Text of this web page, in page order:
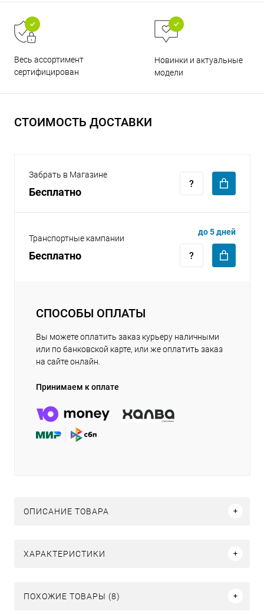
Весь ассортимент
сертифицирован
Новинки и актуальные
модели
СТОИМОСТЬ ДОСТАВКИ
Забрать в Магазине
Бесплатно
Транспортные кампании
Бесплатно
до 5 дней
СПОСОБЫ ОПЛАТЫ
Вы можете оплатить заказ курьеру наличными
или по банковской карте, или же оплатить заказ
на сайте онлайн.
Принимаем к оплате
ОПИСАНИЕ ТОВАРА
ХАРАКТЕРИСТИКИ
ПОХОЖИЕ ТОВАРЫ (8)